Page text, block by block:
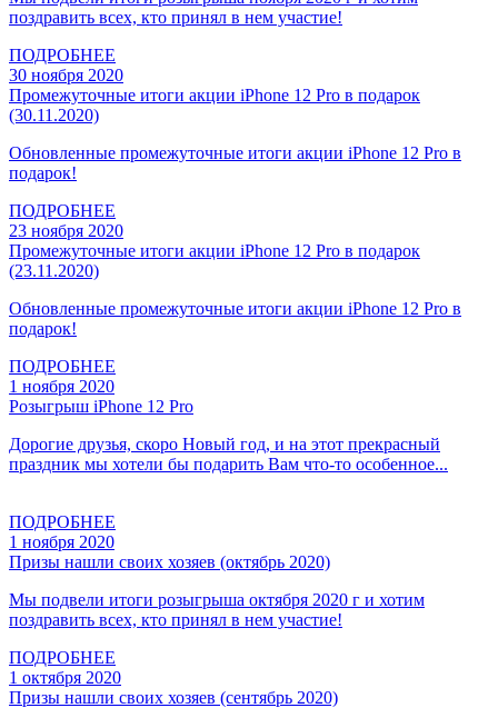
поздравить всех, кто принял в нем участие!
ПОДРОБНЕЕ
30 ноября 2020
Промежуточные итоги акции iPhone 12 Pro в подарок
(30.11.2020)
Обновленные промежуточные итоги акции iPhone 12 Pro в
подарок!
ПОДРОБНЕЕ
23 ноября 2020
Промежуточные итоги акции iPhone 12 Pro в подарок
(23.11.2020)
Обновленные промежуточные итоги акции iPhone 12 Pro в
подарок!
ПОДРОБНЕЕ
1 ноября 2020
Розыгрыш iPhone 12 Pro
Дорогие друзья, скоро Новый год, и на этот прекрасный
праздник мы хотели бы подарить Вам что-то особенное...
ПОДРОБНЕЕ
1 ноября 2020
Призы нашли своих хозяев (октябрь 2020)
Мы подвели итоги розыгрыша октября 2020 г и хотим
поздравить всех, кто принял в нем участие!
ПОДРОБНЕЕ
1 октября 2020
Призы нашли своих хозяев (сентябрь 2020)